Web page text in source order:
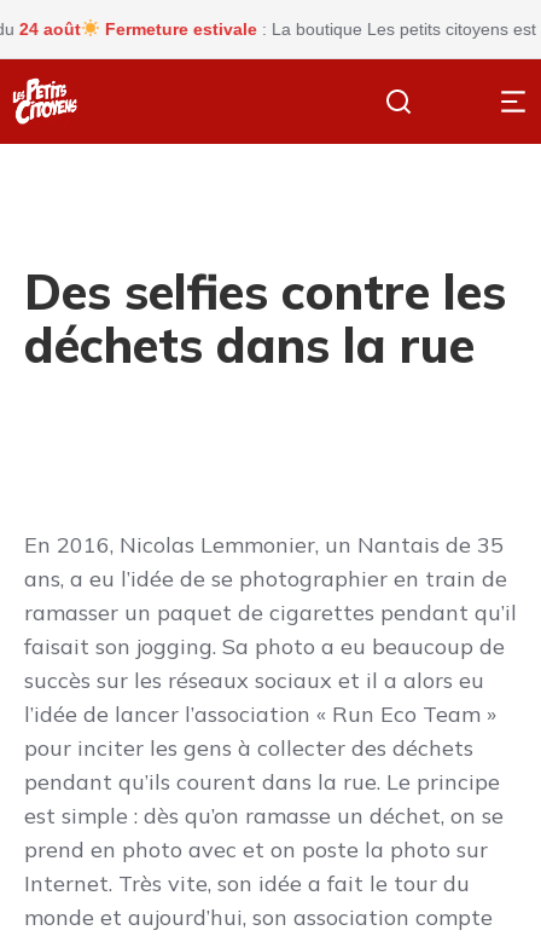
août Fermeture estivale: La boutique Les petits citoyens est
Des selfies contre les
déchets dans la rue
En 2016, Nicolas Lemmonier, un Nantais de 35
ans, a eu l’idée de se photographier en train de
ramasser un paquet de cigarettes pendant qu’il
faisait son jogging. Sa photo a eu beaucoup de
succès sur les réseaux sociaux et il a alors eu
l’idée de lancer l’association « Run Eco Team »
pour inciter les gens à collecter des déchets
pendant qu’ils courent dans la rue. Le principe
est simple : dès qu’on ramasse un déchet, on se
prend en photo avec et on poste la photo sur
Internet. Très vite, son idée a fait le tour du
monde et aujourd’hui, son association compte